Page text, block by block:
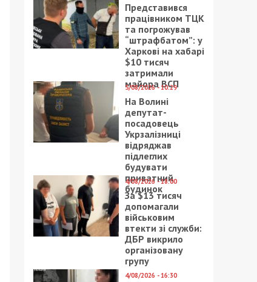
Представився
працівником ТЦК
та погрожував
“штрафбатом”: у
Харкові на хабарі
$10 тисяч
затримали
майора ВСП
5/08/2026 - 10:29
На Волині
депутат-
посадовець
Укрзалізниці
відряджав
підлеглих
будувати
приватний
будинок
4/08/2026 - 18:00
За $13 тисяч
допомагали
військовим
втекти зі служби:
ДБР викрило
організовану
групу
4/08/2026 - 16:30